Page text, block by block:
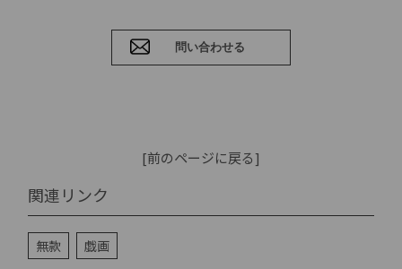
[前のページに戻る]
関連リンク
無款 戯画